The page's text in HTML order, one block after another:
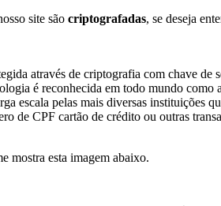
site são criptografadas, se deseja
através de criptografia com chave de
é reconhecida em todo mundo como
escala pelas mais diversas instituições
de CPF cartão de crédito ou outras
mostra esta imagem abaixo.